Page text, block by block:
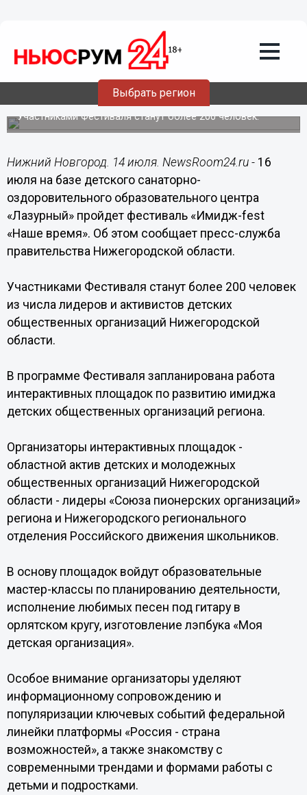
Выбрать регион
14.07.201912:56
Фестиваль «Имидж-fest «Наше время»
пройдет в Нижегородской области
Участниками Фестиваля станут более 200 человек.
Нижний Новгород. 14 июля. NewsRoom24.ru - 16
июля на базе детского санаторно-
оздоровительного образовательного центра
«Лазурный» пройдет фестиваль «Имидж-fest
«Наше время». Об этом сообщает пресс-служба
правительства Нижегородской области.
Участниками Фестиваля станут более 200 человек
из числа лидеров и активистов детских
общественных организаций Нижегородской
области.
В программе Фестиваля запланирована работа
интерактивных площадок по развитию имиджа
детских общественных организаций региона.
Организаторы интерактивных площадок -
областной актив детских и молодежных
общественных организаций Нижегородской
области - лидеры «Союза пионерских организаций»
региона и Нижегородского регионального
отделения Российского движения школьников.
В основу площадок войдут образовательные
мастер-классы по планированию деятельности,
исполнение любимых песен под гитару в
орлятском кругу, изготовление лэпбука «Моя
детская организация».
Особое внимание организаторы уделяют
информационному сопровождению и
популяризации ключевых событий федеральной
линейки платформы «Россия - страна
возможностей», а также знакомству с
современными трендами и формами работы с
детьми и подростками.